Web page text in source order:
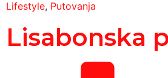
Lifestyle, Putovanja
Lisabonska